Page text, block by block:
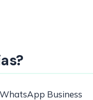
Business